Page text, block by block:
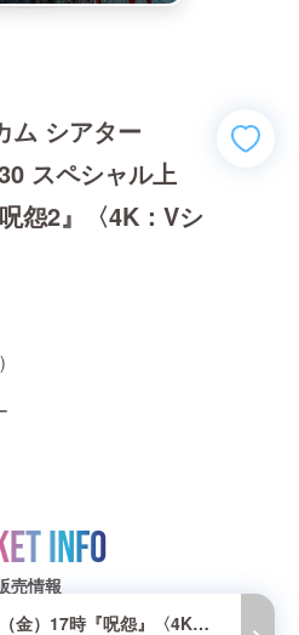
ム シアター
スペシャル上
怨2』〈4K：Vシ
INFO
売情報
9月5日（金）17時『呪怨』〈4K：シネマ版〉上映回